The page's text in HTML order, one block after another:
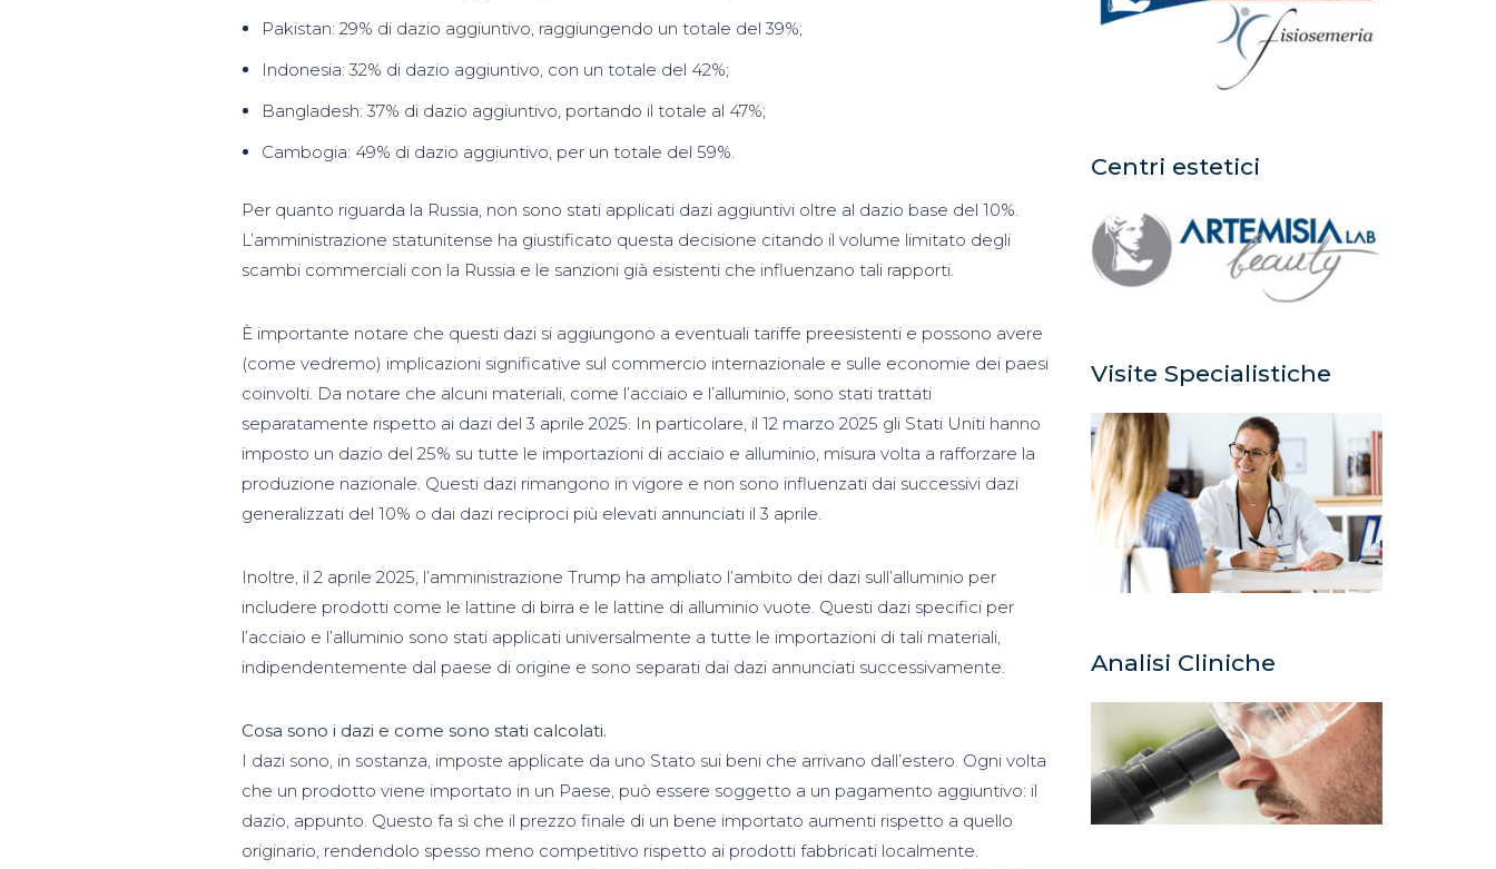
Pakistan: 29% di dazio aggiuntivo, raggiungendo un totale del 39%;
Indonesia: 32% di dazio aggiuntivo, con un totale del 42%;
Bangladesh: 37% di dazio aggiuntivo, portando il totale al 47%;
Cambogia: 49% di dazio aggiuntivo, per un totale del 59%.
Per quanto riguarda la Russia, non sono stati applicati dazi aggiuntivi oltre al dazio base del 10%.
L’amministrazione statunitense ha giustificato questa decisione citando il volume limitato degli
scambi commerciali con la Russia e le sanzioni già esistenti che influenzano tali rapporti.
È importante notare che questi dazi si aggiungono a eventuali tariffe preesistenti e possono avere
(come vedremo) implicazioni significative sul commercio internazionale e sulle economie dei paesi
coinvolti. Da notare che alcuni materiali, come l’acciaio e l’alluminio, sono stati trattati
separatamente rispetto ai dazi del 3 aprile 2025. In particolare, il 12 marzo 2025 gli Stati Uniti hanno
imposto un dazio del 25% su tutte le importazioni di acciaio e alluminio, misura volta a rafforzare la
produzione nazionale. Questi dazi rimangono in vigore e non sono influenzati dai successivi dazi
generalizzati del 10% o dai dazi reciproci più elevati annunciati il 3 aprile.
Inoltre, il 2 aprile 2025, l’amministrazione Trump ha ampliato l’ambito dei dazi sull’alluminio per
includere prodotti come le lattine di birra e le lattine di alluminio vuote. Questi dazi specifici per
l’acciaio e l’alluminio sono stati applicati universalmente a tutte le importazioni di tali materiali,
indipendentemente dal paese di origine e sono separati dai dazi annunciati successivamente.
Cosa sono i dazi e come sono stati calcolati.
I dazi sono, in sostanza, imposte applicate da uno Stato sui beni che arrivano dall’estero. Ogni volta
che un prodotto viene importato in un Paese, può essere soggetto a un pagamento aggiuntivo: il
dazio, appunto. Questo fa sì che il prezzo finale di un bene importato aumenti rispetto a quello
originario, rendendolo spesso meno competitivo rispetto ai prodotti fabbricati localmente.
Centri estetici
Visite Specialistiche
Analisi Cliniche